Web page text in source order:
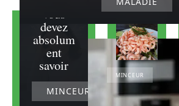
vous
devez
absolum
ent
savoir
MINCEUR
MINCEUR
Peut-on
vraiment